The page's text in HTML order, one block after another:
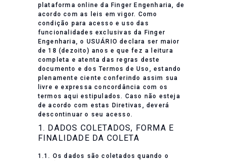
plataforma online da Finger Engenharia, de
acordo com as leis em vigor. Como
condição para acesso e uso das
funcionalidades exclusivas da Finger
Engenharia, o USUÁRIO declara ser maior
de 18 (dezoito) anos e que fez a leitura
completa e atenta das regras deste
documento e dos Termos de Uso, estando
plenamente ciente conferindo assim sua
livre e expressa concordância com os
termos aqui estipulados. Caso não esteja
de acordo com estas Diretivas, deverá
descontinuar o seu acesso.
1. DADOS COLETADOS, FORMA E
FINALIDADE DA COLETA
1.1. Os dados são coletados quando o